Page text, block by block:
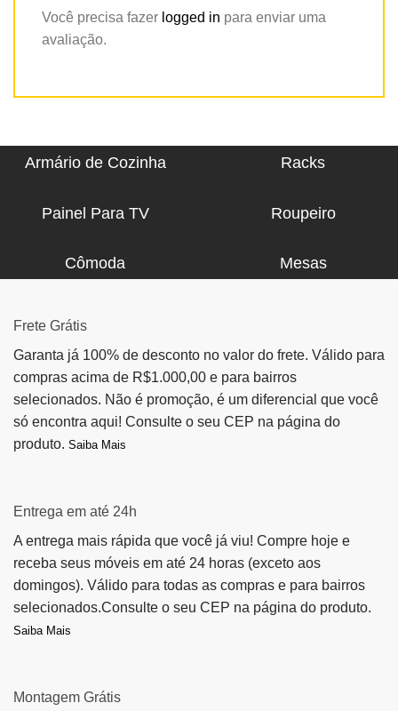
Você precisa fazer logged in para enviar uma
avaliação.
Armário de Cozinha Racks
Painel Para TV Roupeiro
Cômoda Mesas
Frete Grátis
Garanta já 100% de desconto no valor do frete. Válido para
compras acima de R$1.000,00 e para bairros
selecionados. Não é promoção, é um diferencial que você
só encontra aqui! Consulte o seu CEP na página do
produto. Saiba Mais
Entrega em até 24h
A entrega mais rápida que você já viu! Compre hoje e
receba seus móveis em até 24 horas (exceto aos
domingos). Válido para todas as compras e para bairros
selecionados.Consulte o seu CEP na página do produto.
Saiba Mais
Montagem Grátis